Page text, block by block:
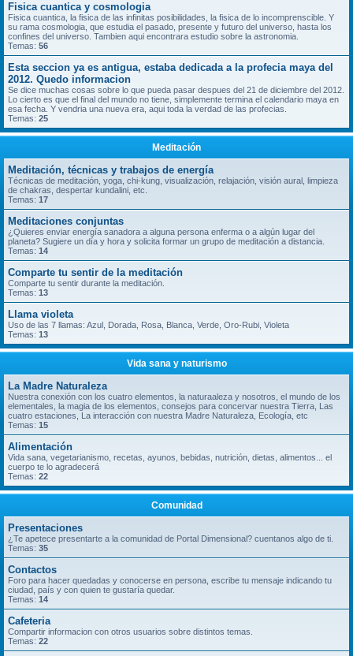
Fisica cuantica y cosmologia
Fisica cuantica, la fisica de las infinitas posibilidades, la fisica de lo incomprenscible. Y
su rama cosmologia, que estudia el pasado, presente y futuro del universo, hasta los
confines del universo. Tambien aqui encontrara estudio sobre la astronomia.
Temas: 56
Esta seccion ya es antigua, estaba dedicada a la profecia maya del
2012. Quedo informacion
Se dice muchas cosas sobre lo que pueda pasar despues del 21 de diciembre del 2012.
Lo cierto es que el final del mundo no tiene, simplemente termina el calendario maya en
esa fecha. Y vendria una nueva era, aqui toda la verdad de las profecias.
Temas: 25
Meditación
Meditación, técnicas y trabajos de energía
Técnicas de meditación, yoga, chi-kung, visualización, relajación, visión aural, limpieza
de chakras, despertar kundalini, etc.
Temas: 17
Meditaciones conjuntas
¿Quieres enviar energía sanadora a alguna persona enferma o a algún lugar del
planeta? Sugiere un día y hora y solicita formar un grupo de meditación a distancia.
Temas: 14
Comparte tu sentir de la meditación
Comparte tu sentir durante la meditación.
Temas: 13
Llama violeta
Uso de las 7 llamas: Azul, Dorada, Rosa, Blanca, Verde, Oro-Rubi, Violeta
Temas: 13
Vida sana y naturismo
La Madre Naturaleza
Nuestra conexión con los cuatro elementos, la naturaaleza y nosotros, el mundo de los
elementales, la magia de los elementos, consejos para concervar nuestra Tierra, Las
cuatro estaciones, La interacción con nuestra Madre Naturaleza, Ecología, etc
Temas: 15
Alimentación
Vida sana, vegetarianismo, recetas, ayunos, bebidas, nutrición, dietas, alimentos... el
cuerpo te lo agradecerá
Temas: 22
Comunidad
Presentaciones
¿Te apetece presentarte a la comunidad de Portal Dimensional? cuentanos algo de ti.
Temas: 35
Contactos
Foro para hacer quedadas y conocerse en persona, escribe tu mensaje indicando tu
ciudad, país y con quien te gustaría quedar.
Temas: 14
Cafeteria
Compartir informacion con otros usuarios sobre distintos temas.
Temas: 22